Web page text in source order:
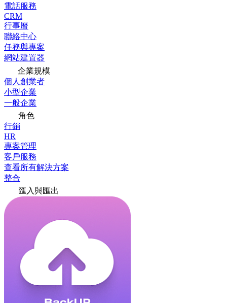
電話服務
CRM
行事曆
聯絡中心
任務與專案
網站建置器
企業規模
個人創業者
小型企業
一般企業
角色
行銷
HR
專案管理
客戶服務
查看所有解決方案
整合
匯入與匯出